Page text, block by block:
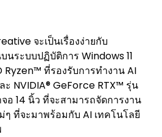
จะเป็นเรื่องง่ายกับ
นระบบปฏิบัติการ Windows 11
ที่รองรับการทำงาน AI
NVIDIA® GeForce RTX™ รุ่น
อ 14 นิ้ว ที่จะสามารถจัดการงาน
ๆ ที่จะมาพร้อมกับ AI เทคโนโลยี